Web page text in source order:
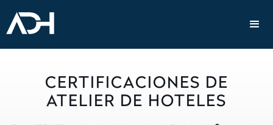
CERTIFICACIONES DE
ATELIER DE HOTELES